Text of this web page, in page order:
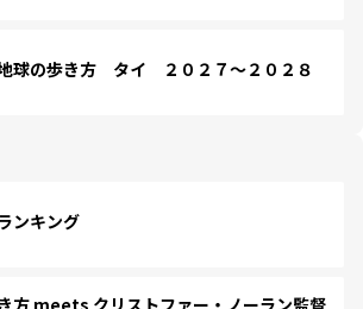
球の歩き方 タイ ２０２７～２０２８
ンキング
方 meets クリストファー・ノーラン監督